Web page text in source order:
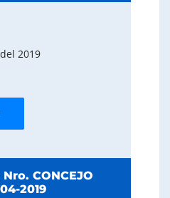
2019
Nro. CONCEJO
2019